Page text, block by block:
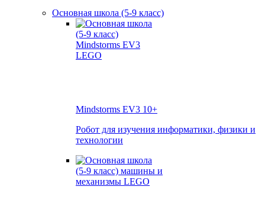
Основная школа (5-9 класс)
Mindstorms EV3 10+
Робот для изучения информатики, физики и
технологии